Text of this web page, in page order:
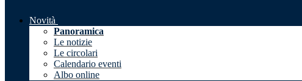
Novità
Panoramica
Le notizie
Le circolari
Calendario eventi
Albo online